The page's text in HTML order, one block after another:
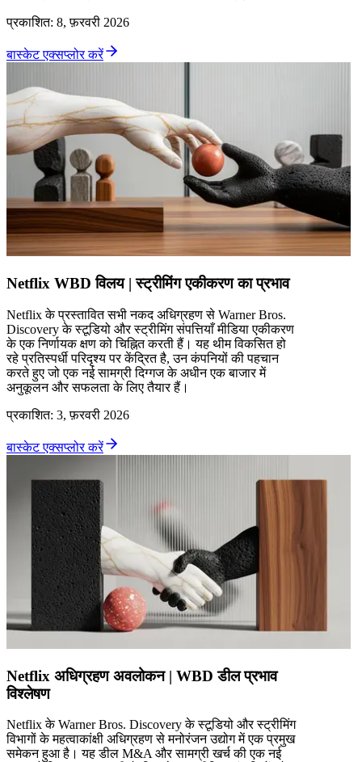
प्रकाशित: 8, फ़रवरी 2026
बास्केट एक्सप्लोर करें
Netflix WBD विलय | स्ट्रीमिंग एकीकरण का प्रभाव
Netflix के प्रस्तावित सभी नकद अधिग्रहण से Warner Bros.
Discovery के स्टूडियो और स्ट्रीमिंग संपत्तियाँ मीडिया एकीकरण
के एक निर्णायक क्षण को चिह्नित करती हैं। यह थीम विकसित हो
रहे प्रतिस्पर्धी परिदृश्य पर केंद्रित है, उन कंपनियों की पहचान
करते हुए जो एक नई सामग्री दिग्गज के अधीन एक बाजार में
अनुकूलन और सफलता के लिए तैयार हैं।
प्रकाशित: 3, फ़रवरी 2026
बास्केट एक्सप्लोर करें
Netflix अधिग्रहण अवलोकन | WBD डील प्रभाव
विश्लेषण
Netflix के Warner Bros. Discovery के स्टूडियो और स्ट्रीमिंग
विभागों के महत्वाकांक्षी अधिग्रहण से मनोरंजन उद्योग में एक प्रमुख
समेकन हुआ है। यह डील M&A और सामग्री खर्च की एक नई